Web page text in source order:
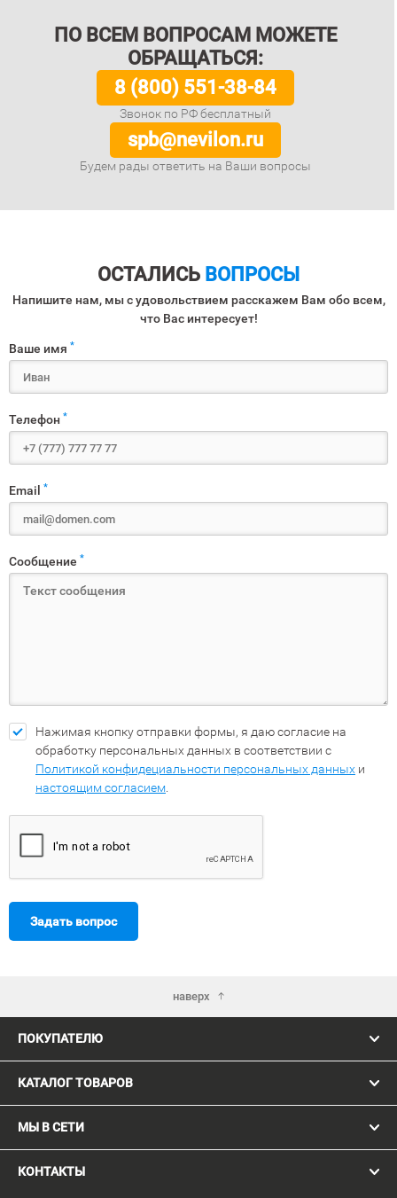
ПО ВСЕМ ВОПРОСАМ МОЖЕТЕ
ОБРАЩАТЬСЯ:
8 (800) 551-38-84
Звонок по РФ бесплатный
spb@nevilon.ru
Будем рады ответить на Ваши вопросы
ОСТАЛИСЬ ВОПРОСЫ
Напишите нам, мы с удовольствием расскажем Вам обо всем,
что Вас интересует!
Ваше имя *
Телефон *
Email *
Сообщение *
Нажимая кнопку отправки формы, я даю согласие на
обработку персональных данных в соответствии с
Политикой конфидециальности персональных данных и
настоящим согласием
Задать вопрос
наверх
ПОКУПАТЕЛЮ
КАТАЛОГ ТОВАРОВ
МЫ В СЕТИ
КОНТАКТЫ